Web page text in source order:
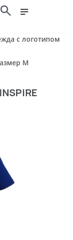
с логотипом
M